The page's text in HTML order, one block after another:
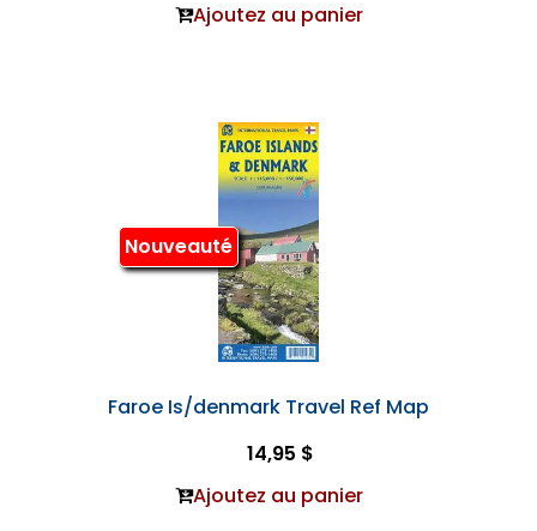
Ajoutez au panier
Nouveauté
Faroe Is/denmark Travel Ref Map
14,95 $
Ajoutez au panier